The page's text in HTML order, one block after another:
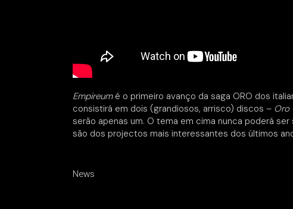
Empireumé o primeiro avanço da saga ORO dos
consistirá em dois (grandiosos, arrisco) discos – Oro
serão apenas um. O tema em cima nunca poderá
são dos projectos mais interessantes dos últimos
News